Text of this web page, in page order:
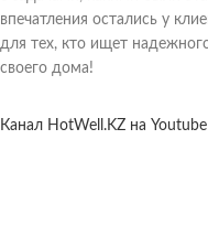
впечатления остались у
для тех, кто ищет
своего дома!
Канал HotWell.KZ на Youtube